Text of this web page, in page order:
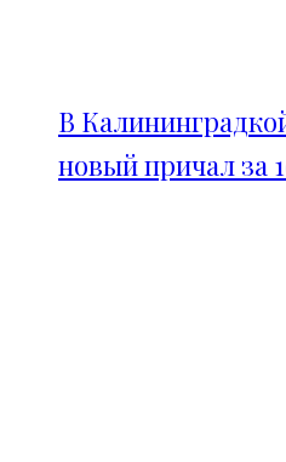
В
новый причал за